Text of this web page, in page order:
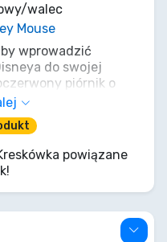
walec
Mouse
wprowadzić
do swojej
piórnik o
gwarantuje uśmiech
Z radosną buźką
Boy!” to idealny
do kreatywnego
pojemny, by
przybory, a
by zmieścić się
retro uroku do
myszką świata!
powiązane